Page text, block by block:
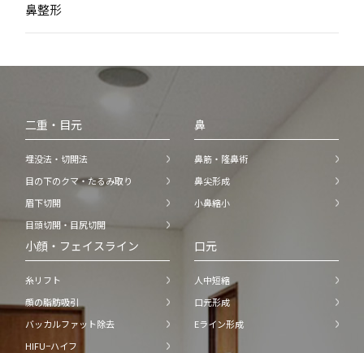
鼻整形
二重・目元
埋没法・切開法
目の下のクマ・たるみ取り
眉下切開
目頭切開・目尻切開
鼻
鼻筋・隆鼻術
鼻尖形成
小鼻縮小
小顔・フェイスライン
糸リフト
顔の脂肪吸引
バッカルファット除去
HIFU−ハイフ
口元
人中短縮
口元形成
Eライン形成